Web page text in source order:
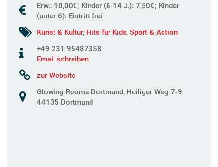
Erw.: 10,00€; Kinder (6-14 J.): 7,50€; Kinder
(unter 6): Eintritt frei
Kunst & Kultur, Hits für Kids, Sport & Action
+49 231 95487358
Email schreiben
zur Website
Glowing Rooms Dortmund, Heiliger Weg 7-9
44135 Dortmund